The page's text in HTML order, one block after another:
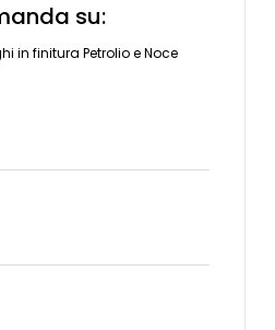
su:
in finitura Petrolio e Noce